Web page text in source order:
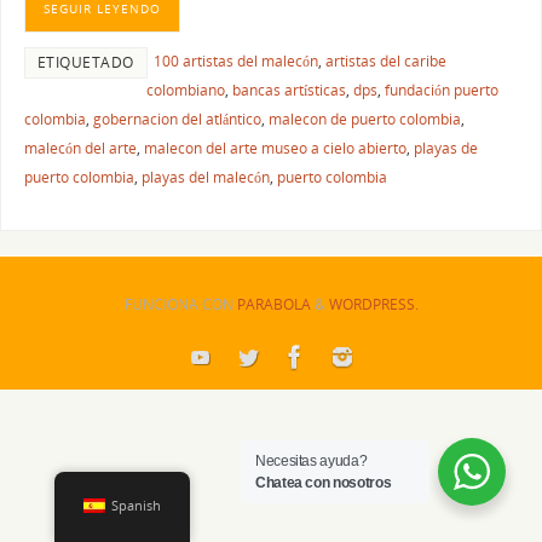
SEGUIR LEYENDO
ETIQUETADO 100 artistas del malecón, artistas del caribe
colombiano, bancas artísticas, dps, fundación puerto
colombia, gobernacion del atlántico, malecon de puerto colombia,
malecón del arte, malecon del arte museo a cielo abierto, playas de
puerto colombia, playas del malecón, puerto colombia
FUNCIONA CON PARABOLA&WORDPRESS.
Spanish
Necesitas ayuda?
Chatea con nosotros